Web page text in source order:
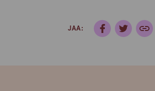
JAA: